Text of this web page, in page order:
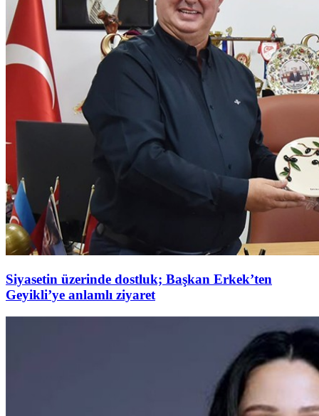
Siyasetin üzerinde dostluk; Başkan Erkek’ten
Geyikli’ye anlamlı ziyaret